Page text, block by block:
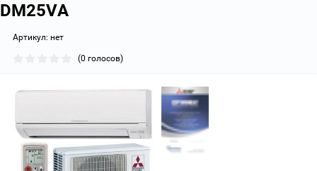
DM25VA
Артикул: нет
(0 голосов)